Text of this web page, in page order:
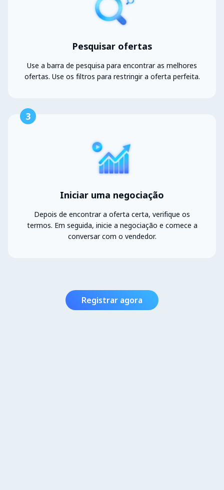
Pesquisar ofertas
Use a barra de pesquisa para encontrar as melhores
ofertas. Use os filtros para restringir a oferta perfeita.
3
Iniciar uma negociação
Depois de encontrar a oferta certa, verifique os
termos. Em seguida, inicie a negociação e comece a
conversar com o vendedor.
Registrar agora